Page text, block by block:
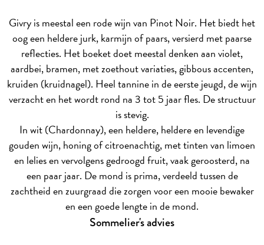
Givry is meestal een rode wijn van Pinot Noir. Het biedt het
oog een heldere jurk, karmijn of paars, versierd met paarse
reflecties. Het boeket doet meestal denken aan violet,
aardbei, bramen, met zoethout variaties, gibbous accenten,
kruiden (kruidnagel). Heel tannine in de eerste jeugd, de wijn
verzacht en het wordt rond na 3 tot 5 jaar fles. De structuur
is stevig.
In wit (Chardonnay), een heldere, heldere en levendige
gouden wijn, honing of citroenachtig, met tinten van limoen
en lelies en vervolgens gedroogd fruit, vaak geroosterd, na
een paar jaar. De mond is prima, verdeeld tussen de
zachtheid en zuurgraad die zorgen voor een mooie bewaker
en een goede lengte in de mond.
Sommelier's advies